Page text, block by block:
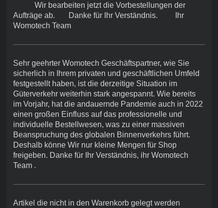
Wir bearbeiten jetzt die Vorbestellungen der
Aufträge ab. Danke für Ihr Verständnis. Ihr
Womotech Team
Sehr geehrter Womotech Geschäftspartner, wie Sie
sicherlich in Ihrem privaten und geschäftlichen Umfeld
festgestellt haben, ist die derzeitige Situation im
Güterverkehr weiterhin stark angespannt. Wie bereits
im Vorjahr, hat die andauernde Pandemie auch in 2022
einen großen Einfluss auf das professionelle und
individuelle Bestellwesen, was zu einer massiven
Beanspruchung des globalen Binnenverkehrs führt.
Deshalb könne Wir nur kleine Mengen für Shop
freigeben. Danke für Ihr Verständnis, ihr Womotech
Team .
Artikel die nicht in den Warenkorb gelegt werden